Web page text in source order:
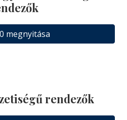
megnyitása
rendezők